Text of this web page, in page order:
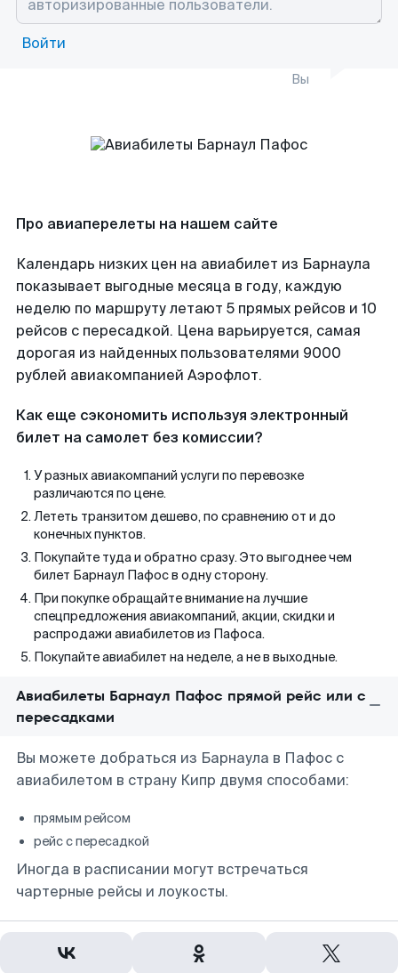
Войти
Вы
Про авиаперелеты на нашем сайте
Календарь низких цен на авиабилет из Барнаула
показывает выгодные месяца в году, каждую
неделю по маршруту летают 5 прямых рейсов и 10
рейсов с пересадкой. Цена варьируется, самая
дорогая из найденных пользователями 9000
рублей авиакомпанией Аэрофлот.
Как еще сэкономить используя электронный
билет на самолет без комиссии?
У разных авиакомпаний услуги по перевозке
различаются по цене.
Лететь транзитом дешево, по сравнению от и до
конечных пунктов.
Покупайте туда и обратно сразу. Это выгоднее чем
билет Барнаул Пафос в одну сторону.
При покупке обращайте внимание на лучшие
спецпредложения авиакомпаний, акции, скидки и
распродажи авиабилетов из Пафоса.
Покупайте авиабилет на неделе, а не в выходные.
Авиабилеты Барнаул Пафос прямой рейс или с
пересадками
Вы можете добраться из Барнаула в Пафос с
авиабилетом в страну Кипр двумя способами:
прямым рейсом
рейс с пересадкой
Иногда в расписании могут встречаться
чартерные рейсы и лоукосты.